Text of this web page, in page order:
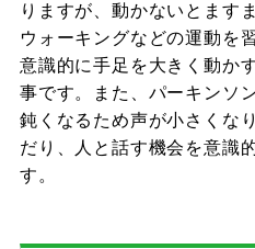
りますが、動かないとます
ウォーキングなどの運動を
意識的に手足を大きく動か
事です。また、パーキンソ
鈍くなるため声が小さくな
だり、人と話す機会を意識
す。